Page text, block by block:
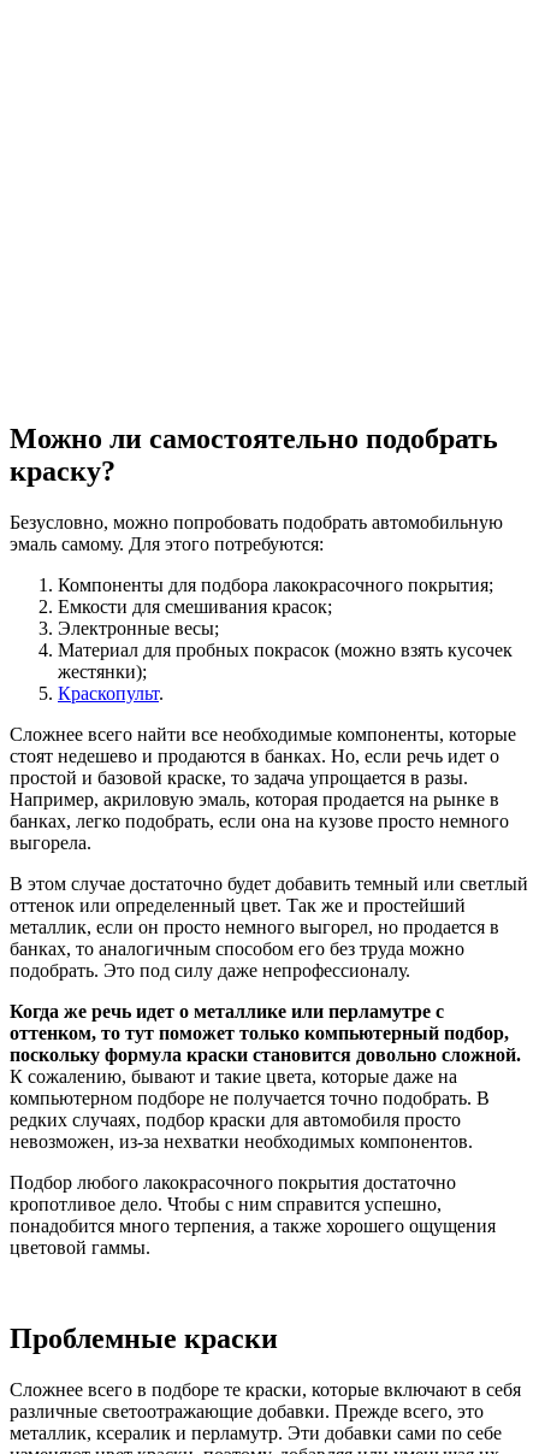
Можно ли самостоятельно подобрать
краску?
Безусловно, можно попробовать подобрать автомобильную
эмаль самому. Для этого потребуются:
Компоненты для подбора лакокрасочного покрытия;
Емкости для смешивания красок;
Электронные весы;
Материал для пробных покрасок (можно взять кусочек
жестянки);
Краскопульт.
Сложнее всего найти все необходимые компоненты, которые
стоят недешево и продаются в банках. Но, если речь идет о
простой и базовой краске, то задача упрощается в разы.
Например, акриловую эмаль, которая продается на рынке в
банках, легко подобрать, если она на кузове просто немного
выгорела.
В этом случае достаточно будет добавить темный или светлый
оттенок или определенный цвет. Так же и простейший
металлик, если он просто немного выгорел, но продается в
банках, то аналогичным способом его без труда можно
подобрать. Это под силу даже непрофессионалу.
Когда же речь идет о металлике или перламутре с
оттенком, то тут поможет только компьютерный подбор,
поскольку формула краски становится довольно сложной.
К сожалению, бывают и такие цвета, которые даже на
компьютерном подборе не получается точно подобрать. В
редких случаях, подбор краски для автомобиля просто
невозможен, из-за нехватки необходимых компонентов.
Подбор любого лакокрасочного покрытия достаточно
кропотливое дело. Чтобы с ним справится успешно,
понадобится много терпения, а также хорошего ощущения
цветовой гаммы.
Проблемные краски
Сложнее всего в подборе те краски, которые включают в себя
различные светоотражающие добавки. Прежде всего, это
металлик, ксералик и перламутр. Эти добавки сами по себе